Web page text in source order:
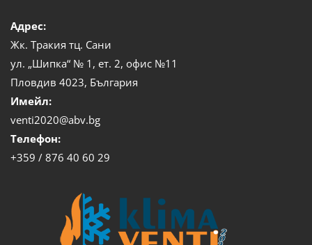
Адрес:
Жк. Тракия тц. Сани
ул. „Шипка“ № 1, ет. 2, офис №11
Пловдив 4023, България
Имейл:
venti2020@abv.bg
Телефон:
+359 / 876 40 60 29